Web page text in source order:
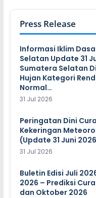
Press Release
Informasi Iklim
Selatan Update 31
Sumatera Selatan
Hujan Kategori
Normal…
31 Jul 2026
Peringatan Dini
Kekeringan
(Update 31 Juni
31 Jul 2026
Buletin Edisi Juli
2026 – Prediksi
dan Oktober 2026